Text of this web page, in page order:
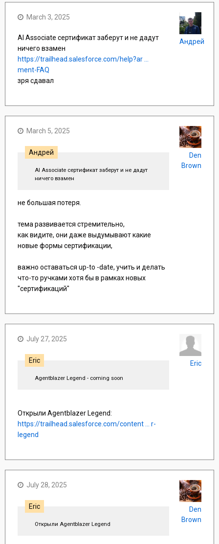
March 3, 2025
AI Associate сертификат заберут и не дадут
ничего взамен
https://trailhead.salesforce.com/help?ar ...
ment-FAQ
зря сдавал
Андрей
March 5, 2025
Андрей
AI Associate сертификат заберут и не дадут
ничего взамен
не большая потеря.
тема развивается стремительно,
как видите, они даже выдумывают какие
новые формы сертификации,
важно оставаться up-to -date, учить и делать
что-то ручками хотя бы в рамках новых
"сертификаций"
Den
Brown
July 27, 2025
Eric
Agentblazer Legend - coming soon
Открыли Agentblazer Legend:
https://trailhead.salesforce.com/content ... r-
legend
Eric
July 28, 2025
Eric
Открыли Agentblazer Legend
Den
Brown